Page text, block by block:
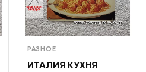
РАЗНОЕ
ИТАЛИЯ КУХНЯ